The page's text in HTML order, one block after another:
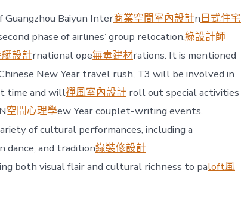
計
gzhou
Baiyun
T3
starts
international
operations〉
中
Guangzhou Baiyun Inter商業空間室內設計n日式住宅
phase of airlines’ group relocation,綠設計師
設計rnational ope無毒建材rations. It is mentioned
New Year travel rush, T3 will be involved in
time and will禪風室內設計 roll out special activities
空間心理學ew Year couplet-writing events.
of cultural performances, including a
dance, and tradition綠裝修設計
both visual flair and cultural richness to paloft風